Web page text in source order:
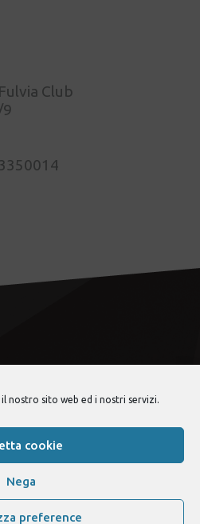
nostro sito web ed i nostri servizi.
cookie
Nega
preference
Club